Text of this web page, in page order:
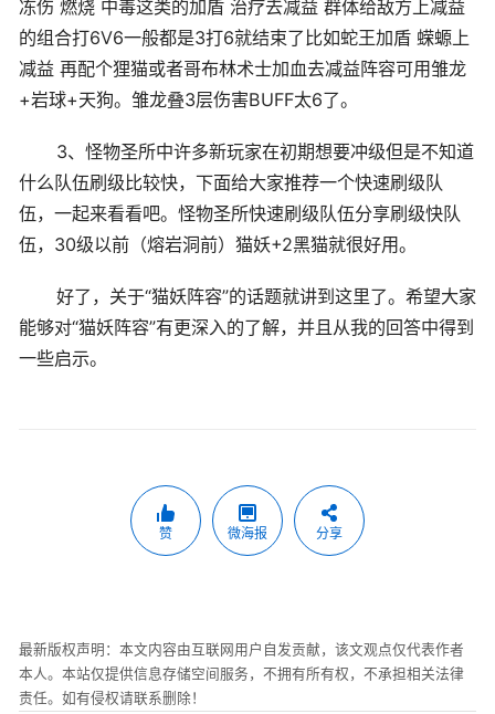
冻伤 燃烧 中毒这类的加盾 治疗去减益 群体给敌方上减益
的组合打6V6一般都是3打6就结束了比如蛇王加盾 蝾螈上
减益 再配个狸猫或者哥布林术士加血去减益阵容可用雏龙
+岩球+天狗。雏龙叠3层伤害BUFF太6了。
3、怪物圣所中许多新玩家在初期想要冲级但是不知道
什么队伍刷级比较快，下面给大家推荐一个快速刷级队
伍，一起来看看吧。怪物圣所快速刷级队伍分享刷级快队
伍，30级以前（熔岩洞前）猫妖+2黑猫就很好用。
好了，关于“猫妖阵容”的话题就讲到这里了。希望大家
能够对“猫妖阵容”有更深入的了解，并且从我的回答中得到
一些启示。
赞 微海报 分享
最新版权声明：本文内容由互联网用户自发贡献，该文观点仅代表作者
本人。本站仅提供信息存储空间服务，不拥有所有权，不承担相关法律
责任。如有侵权请联系删除！